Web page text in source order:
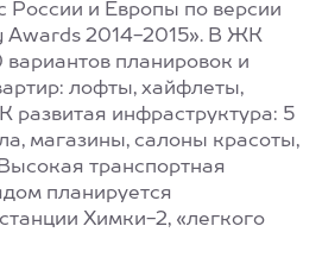
России и Европы по версии
Awards 2014-2015». В ЖК
вариантов планировок и
лофты, хайфлеты,
развитая инфраструктура: 5
магазины, салоны красоты,
транспортная
планируется
Химки-2, «легкого